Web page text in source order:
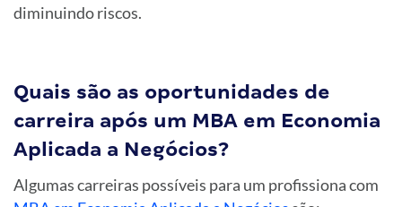
diminuindo riscos.
Quais são as oportunidades de
carreira após um MBA em Economia
Aplicada a Negócios?
Algumas carreiras possíveis para um profissiona com